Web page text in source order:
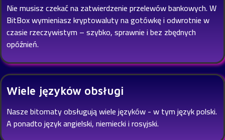
Nie musisz czekać na zatwierdzenie przelewów bankowych. W
BitBox wymieniasz kryptowaluty na gotówkę i odwrotnie w
czasie rzeczywistym – szybko, sprawnie i bez zbędnych
opóźnień.
Wiele języków obsługi
Nasze bitomaty obsługują wiele języków - w tym język polski.
A ponadto język angielski, niemiecki i rosyjski.